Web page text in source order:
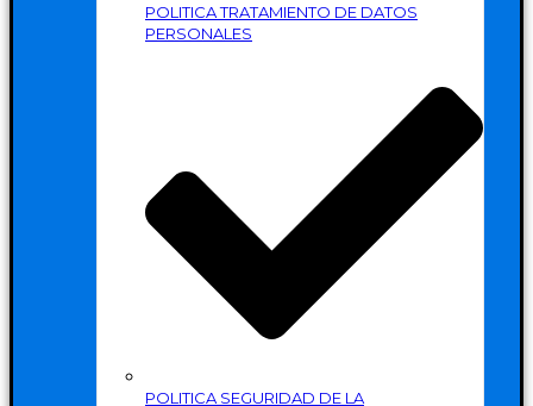
POLITICA TRATAMIENTO DE DATOS
PERSONALES
POLITICA SEGURIDAD DE LA